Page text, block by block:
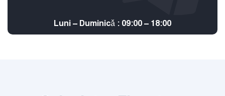
Luni – Duminicǎ : 09:00 – 18:00